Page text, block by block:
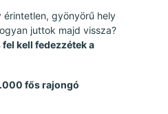
érintetlen, gyönyörű hely
juttok majd vissza?
kell fedezzétek a
fős rajongó